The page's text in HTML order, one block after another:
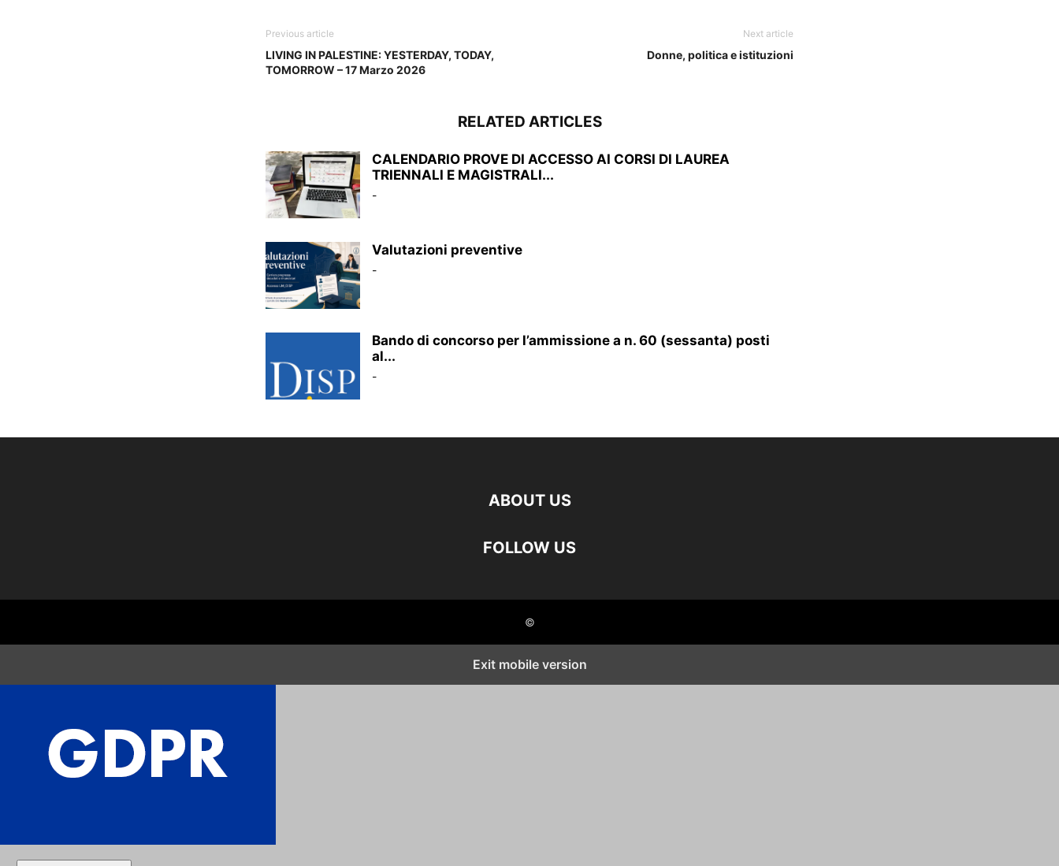
Previous article
LIVING IN PALESTINE: YESTERDAY, TODAY,
TOMORROW – 17 Marzo 2026
Next article
Donne, politica e istituzioni
RELATED ARTICLES
CALENDARIO PROVE DI ACCESSO AI CORSI DI LAUREA
TRIENNALI E MAGISTRALI...
-
Valutazioni preventive
-
Bando di concorso per l’ammissione a n. 60 (sessanta) posti
al...
-
ABOUT US
FOLLOW US
©
Exit mobile version